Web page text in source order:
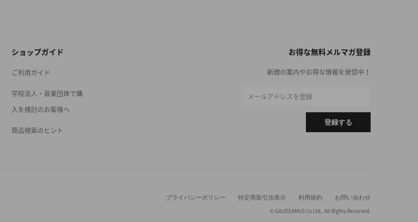
ショップガイド
ご利用ガイド
学校法人・音楽団体で購
入を検討のお客様へ
商品検索のヒント
お得な無料メルマガ登録
新譜の案内やお得な情報を発信中！
メールアドレスを登録
登録する
プライバシーポリシー 特定商取引法表示 利用規約 お問い合わせ
© GAUDEAMUS Co Ltd,. All Rights Reserved.